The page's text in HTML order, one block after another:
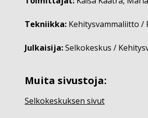
Tekniikka: Kehitysvammaliitto /
Julkaisija:Selkokeskus /
Muita sivustoja:
Selkokeskuksen sivut